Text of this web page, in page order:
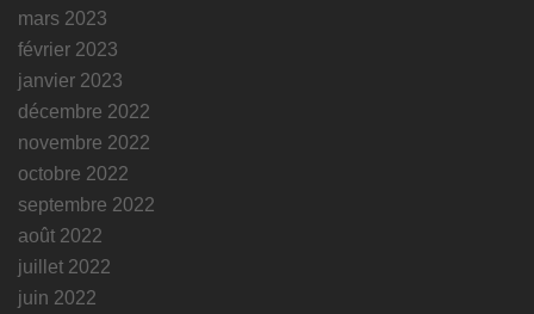
mars 2023
février 2023
janvier 2023
décembre 2022
novembre 2022
octobre 2022
septembre 2022
août 2022
juillet 2022
juin 2022